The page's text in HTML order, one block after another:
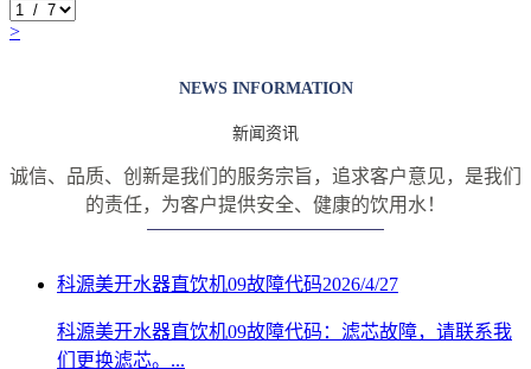
>
NEWS INFORMATION
新闻资讯
诚信、品质、创新是我们的服务宗旨，追求客户意见，是我们
的责任， 为客户提供安全、健康的饮用水！
科源美开水器直饮机09故障代码2026/4/27
科源美开水器直饮机09故障代码：滤芯故障，请联系我
们更换滤芯。...